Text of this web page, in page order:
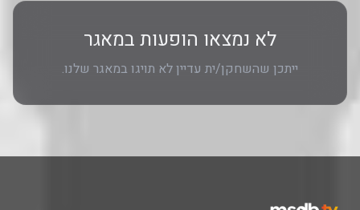
לא נמצאו הופעות במאגר
ייתכן שהשחקן/ית עדיין לא תויגו במאגר שלנו.